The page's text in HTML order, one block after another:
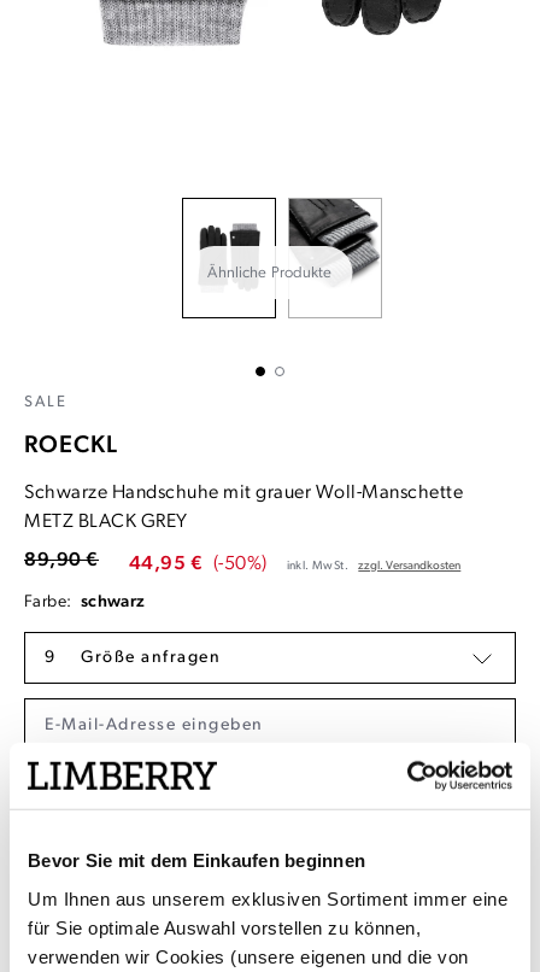
Bevor Sie mit dem Einkaufen beginnen
Um Ihnen aus unserem exklusiven Sortiment immer eine
für Sie optimale Auswahl vorstellen zu können,
verwenden wir Cookies (unsere eigenen und die von
Ähnliche Produkte
SALE
ROECKL
Schwarze Handschuhe mit grauer Woll-Manschette
METZ BLACK GREY
44,95 € (-50%)
89,90 € inkl. MwSt. zzgl. Versandkosten
Farbe: schwarz
9 Größe anfragen
Benachrichtigen lassen
Österreich
Kauf auf Rechnung mit Klarna